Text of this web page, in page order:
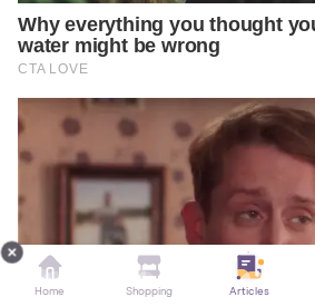
Home Shopping Articles